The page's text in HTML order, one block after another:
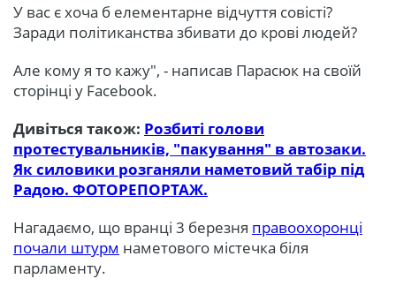
У вас є хоча б елементарне відчуття совісті?
Заради політиканства збивати до крові людей?
Але кому я то кажу", - написав Парасюк на своїй
сторінці у Facebook.
Дивіться також: Розбиті голови
протестувальників, "пакування" в автозаки.
Як силовики розганяли наметовий табір під
Радою. ФОТОРЕПОРТАЖ.
Нагадаємо, що вранці 3 березня правоохоронці
почали штурм наметового містечка біля
парламенту.